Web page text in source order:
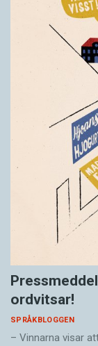
ordvitsar!
SPRÅKBLOGGEN
– Vinnarna visar